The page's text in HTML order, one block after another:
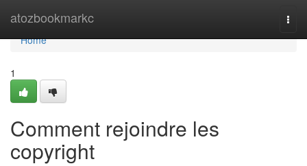
atozbookmarkc
Home
Home
1
Comment rejoindre les
copyright